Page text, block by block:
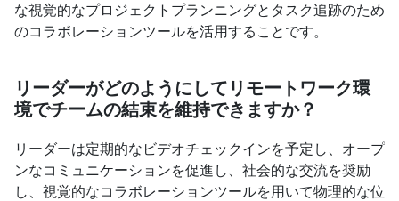
な視覚的なプロジェクトプランニングとタスク追跡のため
のコラボレーションツールを活用することです。
リーダーがどのようにしてリモートワーク環
境でチームの結束を維持できますか？
リーダーは定期的なビデオチェックインを予定し、オープ
ンなコミュニケーションを促進し、社会的な交流を奨励
し、視覚的なコラボレーションツールを用いて物理的な位